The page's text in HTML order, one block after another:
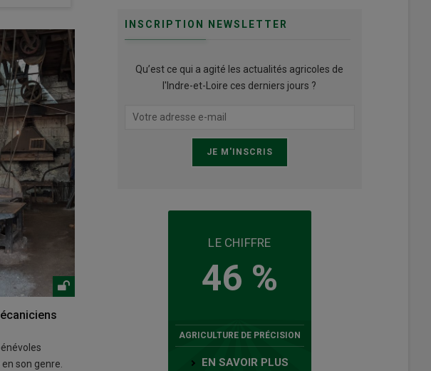
son genre.
INSCRIPTION NEWSLETTER
Qu’est ce qui a agité les actualités agricoles de
l'Indre-et-Loire ces derniers jours ?
LE CHIFFRE
46 %
AGRICULTURE DE PRÉCISION
EN SAVOIR PLUS